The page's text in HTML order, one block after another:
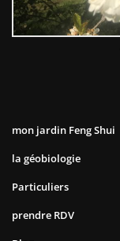
mon jardin Feng Shui
la géobiologie
Particuliers
prendre RDV